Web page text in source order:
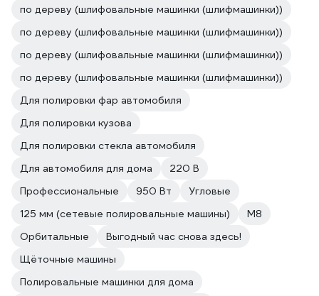
по дереву (шлифовальные машинки (шлифмашинки))
по дереву (шлифовальные машинки (шлифмашинки))
по дереву (шлифовальные машинки (шлифмашинки))
по дереву (шлифовальные машинки (шлифмашинки))
Для полировки фар автомобиля
Для полировки кузова
Для полировки стекла автомобиля
Для автомобиля для дома
220 В
Профессиональные
950 Вт
Угловые
125 мм (сетевые полировальные машины)
М8
Орбитальные
Выгодный час снова здесь!
Щёточные машины
Полировальные машинки для дома